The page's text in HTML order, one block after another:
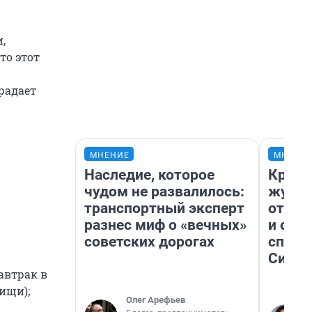
этот
в
МНЕНИЕ
Наследие, которое
чудом не развалилось:
транспортный эксперт
разнес миф о «вечных»
советских дорогах
Олег Арефьев
и